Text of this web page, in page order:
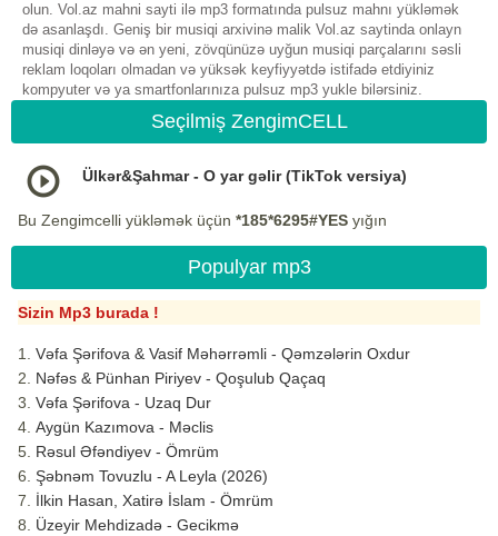
olun. Vol.az mahni sayti ilə mp3 formatında pulsuz mahnı yükləmək
də asanlaşdı. Geniş bir musiqi arxivinə malik Vol.az saytinda onlayn
musiqi dinləyə və ən yeni, zövqünüzə uyğun musiqi parçalarını səsli
reklam loqoları olmadan və yüksək keyfiyyətdə istifadə etdiyiniz
kompyuter və ya smartfonlarınıza pulsuz mp3 yukle bilərsiniz.
Seçilmiş ZengimCELL
Ülkər&Şahmar - O yar gəlir (TikTok versiya)
Bu Zengimcelli yükləmək üçün *185*6295#YES yığın
Populyar mp3
Sizin Mp3 burada !
Vəfa Şərifova & Vasif Məhərrəmli - Qəmzələrin Oxdur
Nəfəs & Pünhan Piriyev - Qoşulub Qaçaq
Vəfa Şərifova - Uzaq Dur
Aygün Kazımova - Məclis
Rəsul Əfəndiyev - Ömrüm
Şəbnəm Tovuzlu - A Leyla (2026)
İlkin Hasan, Xatirə İslam - Ömrüm
Üzeyir Mehdizadə - Gecikmə